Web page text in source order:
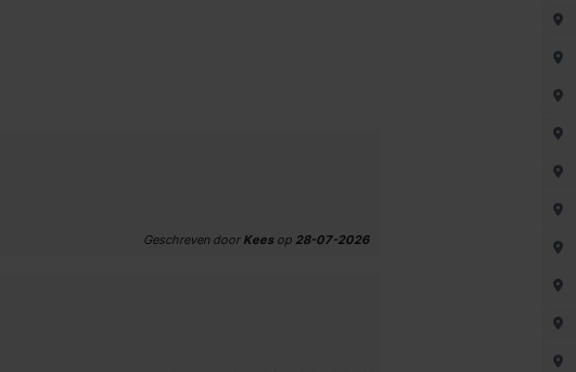
Geschreven door Keesop 28-07-2026